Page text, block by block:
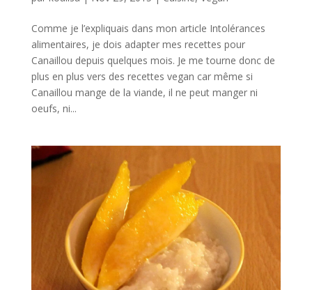
Comme je l’expliquais dans mon article Intolérances
alimentaires, je dois adapter mes recettes pour
Canaillou depuis quelques mois. Je me tourne donc de
plus en plus vers des recettes vegan car même si
Canaillou mange de la viande, il ne peut manger ni
oeufs, ni...